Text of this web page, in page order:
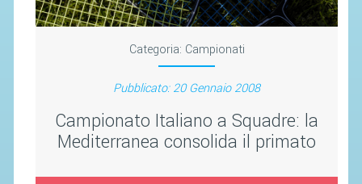
Categoria: Campionati
Pubblicato: 20 Gennaio 2008
Campionato Italiano a Squadre: la
Mediterranea consolida il primato
COMUNICAZIONE E MARKETING
CONTATTI
AVVISI E BANDI
CIRCOLARI
RESPONSABILITÀ SOCIALE
SAFEGUARDING